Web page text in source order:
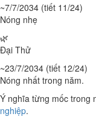
~7/7/2034 (tiết 11/24)
Nóng nhẹ
🌿
Đại Thử
~23/7/2034 (tiết 12/24)
Nóng nhất trong năm.
Ý nghĩa từng mốc trong
nghiệp.